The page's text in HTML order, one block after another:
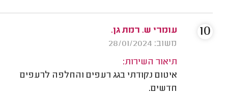
עומרי ש. רמת גן.
משוב: 28/01/2024
תיאור השירות:
איטום נקודתי בגג רעפים והחלפה לרעפים
חדשים.
10